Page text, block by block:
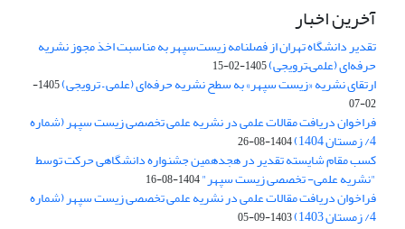
آخرین اخبار
تقدیر دانشگاه تهران از فصلنامه زیست‌سپهر به مناسبت اخذ مجوز نشریه
حرفه‌ای (علمی–ترویجی)1405-02-15
ارتقای نشریه «زیست‌ سپهر» به سطح نشریه حرفه‌ای (علمی – ترویجی)
1405-
02-07
فراخوان دریافت مقالات علمی در نشریه علمی تخصصی زیست سپهر (شماره
4/ زمستان 1404) 1404-08-26
کسب مقام شایسته تقدیر در هجدهمین جشنواره دانشگاهی حرکت توسط
"نشریه علمی- تخصصی زیست سپهر"1404-08-16
فراخوان دریافت مقالات علمی در نشریه علمی تخصصی زیست سپهر (شماره
4/ زمستان 1403) 1403-09-05